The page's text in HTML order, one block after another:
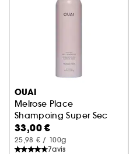
Ignorer le carrousel produits
OUAI
Melrose Place
Shampoing Super Sec
33,00 €
25,98 € / 100g
7avis